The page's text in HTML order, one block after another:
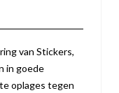
van Stickers,
in goede
oplages tegen